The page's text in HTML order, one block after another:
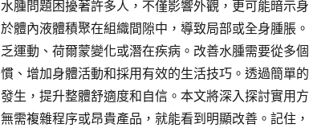
水腫問題困擾著許多人，不僅影響外觀，更可能暗示
於體內液體積聚在組織間隙中，導致局部或全身腫脹
乏運動、荷爾蒙變化或潛在疾病。改善水腫需要從多
慣、增加身體活動和採用有效的生活技巧。透過簡單
發生，提升整體舒適度和自信。本文將深入探討實用
無需複雜程序或昂貴產品，就能看到明顯改善。記住